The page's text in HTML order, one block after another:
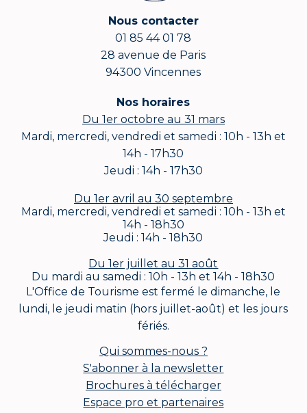
Nous contacter
01 85 44 01 78
28 avenue de Paris
94300 Vincennes
Nos horaires
Du 1er octobre au 31 mars
Mardi, mercredi, vendredi et samedi : 10h - 13h et
14h - 17h30
Jeudi : 14h - 17h30
Du 1er avril au 30 septembre
Mardi, mercredi, vendredi et samedi : 10h - 13h et
14h - 18h30
Jeudi : 14h - 18h30
Du 1er juillet au 31 août
Du mardi au samedi : 10h - 13h et 14h - 18h30
L'Office de Tourisme est fermé le dimanche, le
lundi, le jeudi matin (hors juillet-août) et les jours
fériés.
Qui sommes-nous ?
S'abonner à la newsletter
Brochures à télécharger
Espace pro et partenaires